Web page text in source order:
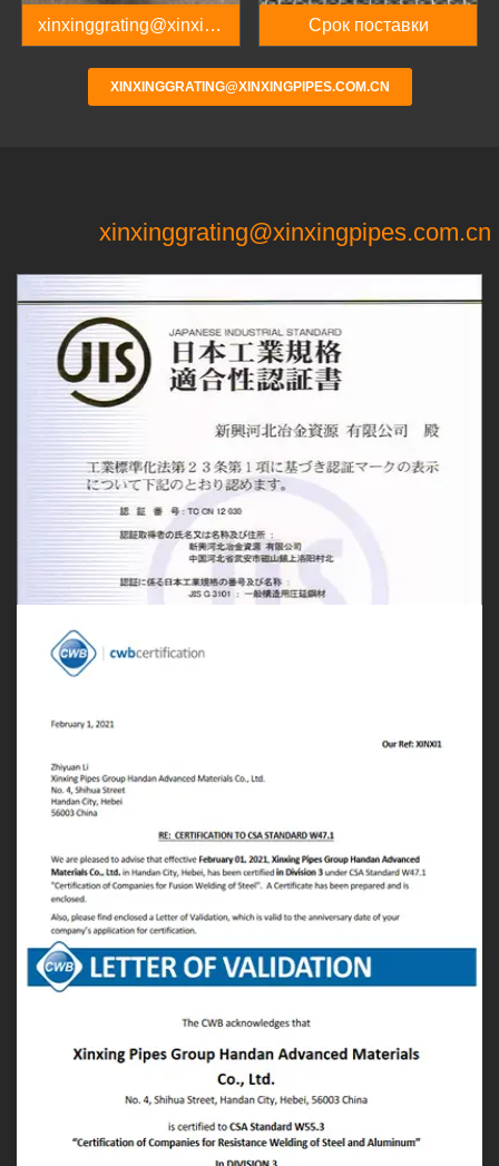
xinxinggrating@xinxing
pipes.com.cn
Срок поставки
XINXINGGRATING@XINXINGPIPES.COM.CN
xinxinggrating@xinxingpipes.com.cn